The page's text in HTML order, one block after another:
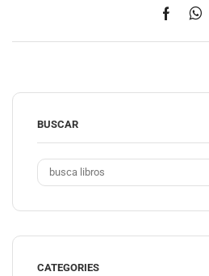
BUSCAR
CATEGORIES